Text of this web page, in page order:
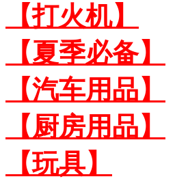
【打火机】
【夏季必备】
【汽车用品】
【厨房用品】
【玩具】